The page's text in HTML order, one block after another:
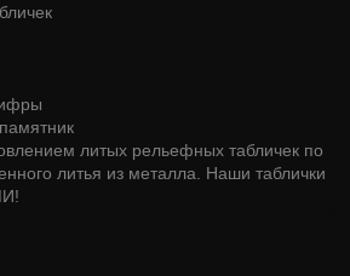
литых рельефных табличек по
литья из металла. Наши таблички